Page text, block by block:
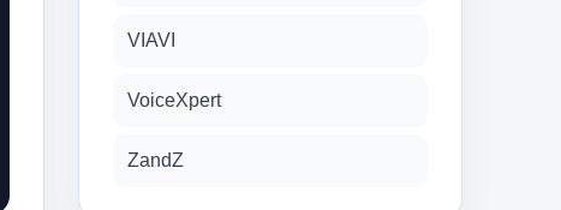
VIAVI
VoiceXpert
ZandZ